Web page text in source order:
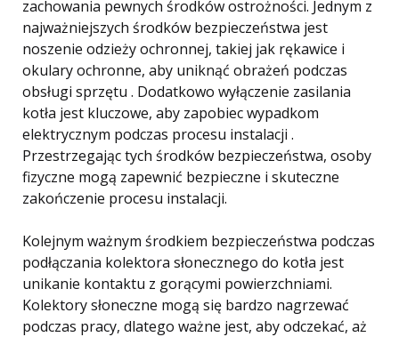
zachowania pewnych środków ostrożności. Jednym z
najważniejszych środków bezpieczeństwa jest
noszenie odzieży ochronnej, takiej jak rękawice i
okulary ochronne, aby uniknąć obrażeń podczas
obsługi sprzętu . Dodatkowo wyłączenie zasilania
kotła jest kluczowe, aby zapobiec wypadkom
elektrycznym podczas procesu instalacji .
Przestrzegając tych środków bezpieczeństwa, osoby
fizyczne mogą zapewnić bezpieczne i skuteczne
zakończenie procesu instalacji.
Kolejnym ważnym środkiem bezpieczeństwa podczas
podłączania kolektora słonecznego do kotła jest
unikanie kontaktu z gorącymi powierzchniami.
Kolektory słoneczne mogą się bardzo nagrzewać
podczas pracy, dlatego ważne jest, aby odczekać, aż